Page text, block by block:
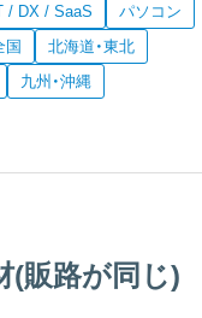
/ DX / SaaS
パソコン
国
北海道・東北
九州・沖縄
(販路が同じ)